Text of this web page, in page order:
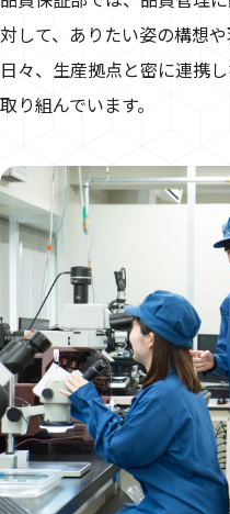
対して、ありたい姿の構想や
日々、生産拠点と密に連携
取り組んでいます。